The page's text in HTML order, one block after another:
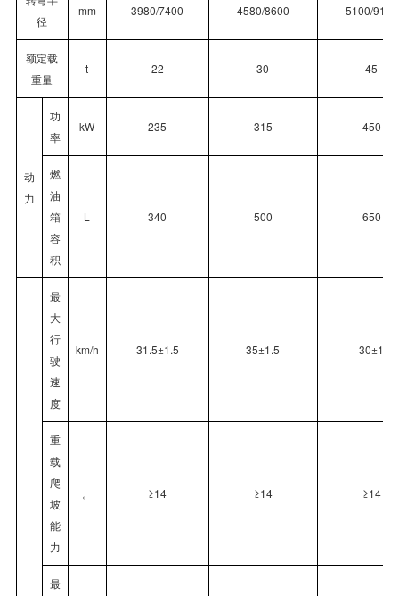
径
mm 3980/7400 4580/8600 5100/9100
额定载
重量
t 22 30 45
动
力
功
率
kW 235 315 450
燃
油
箱
容
积
L 340 500 650
最
大
行
驶
速
度
km/h 31.5±1.5 35±1.5 30±1
重
载
爬
坡
能
力
。 ≥14 ≥14 ≥14
最